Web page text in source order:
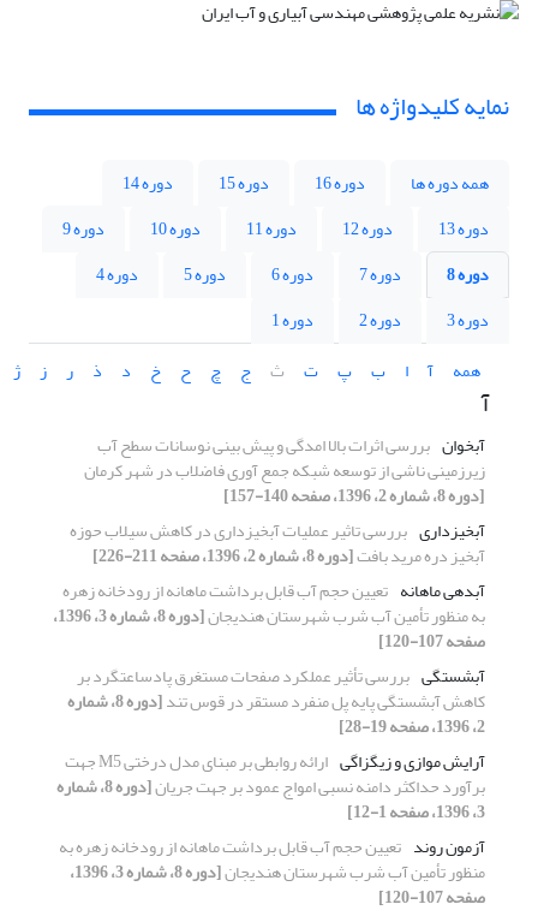
نمایه کلیدواژه ها
همه دوره ها دوره 16 دوره 15
دوره 14
دوره 13
دوره 12 دوره 11 دوره 10
دوره 9
دوره 8
دوره 7 دوره 6 دوره 5
دوره 4
دوره 3
دوره 2
دوره 1
همه
آ ا ب پ ت ث ج چ ح خ د ذ ر ز ژ
آ
آبخوان بررسی اثرات بالا امدگی و پیش بینی نوسانات سطح آب
زیر‌زمینی ناشی از توسعه شبکه جمع آوری فاضلاب در شهر کرمان
[دوره 8، شماره 2، 1396، صفحه 140-157]
آبخیزداری بررسی تاثیر عملیات آبخیزداری در کاهش سیلاب حوزه
آبخیز دره مرید بافت[دوره 8، شماره 2، 1396، صفحه 211-226]
آبدهی ماهانه تعیین حجم آب قابل برداشت ماهانه از رودخانه زهره
به منظور تأمین آب شرب شهرستان هندیجان [دوره 8، شماره 3، 1396،
صفحه 107-120]
آبشستگی بررسی تأثیر عملکرد صفحات مستغرق پاد‌ساعتگرد بر
کاهش آبشستگی پایه پل منفرد مستقر در قوس تند [دوره 8، شماره
2، 1396، صفحه 19-28]
آرایش موازی و زیگزاگی
ارائه روابطی بر مبنای مدل درختی M5 جهت
برآورد حداکثر دامنه نسبی امواج عمود بر جهت جریان [دوره 8، شماره
3، 1396، صفحه 1-12]
آزمون روند تعیین حجم آب قابل برداشت ماهانه از رودخانه زهره به
منظور تأمین آب شرب شهرستان هندیجان [دوره 8، شماره 3، 1396،
صفحه 107-120]